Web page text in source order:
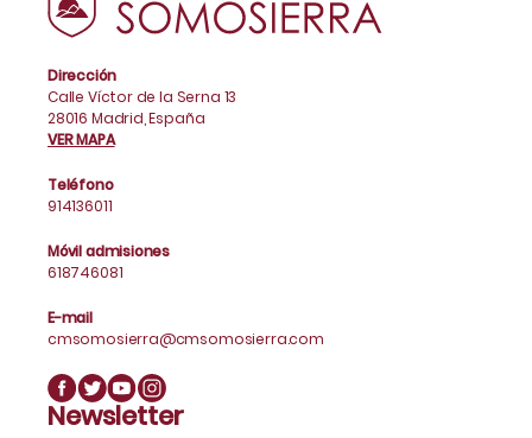
Dirección
Calle Víctor de la Serna 13
28016 Madrid, España
VER MAPA
Teléfono
914136011
Móvil admisiones
618746081
E-mail
cmsomosierra@cmsomosierra.com
Newsletter